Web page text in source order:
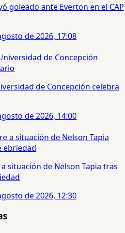
goleado ante Everton en el CAP
de 2026, 17:08
de Concepción celebra
de 2026, 14:00
situación de Nelson Tapia tras
de 2026, 12:30